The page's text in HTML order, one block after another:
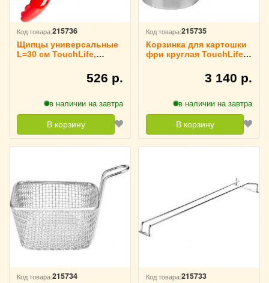
Код товара:215736
Щипцы универсальные
L=30 см TouchLife,
526 р.
в наличии на завтра
В корзину
Код товара:215735
Корзинка для картошки
фри круглая TouchLife,
3 140 р.
в наличии на завтра
В корзину
Код товара:215734 Код товара:215733